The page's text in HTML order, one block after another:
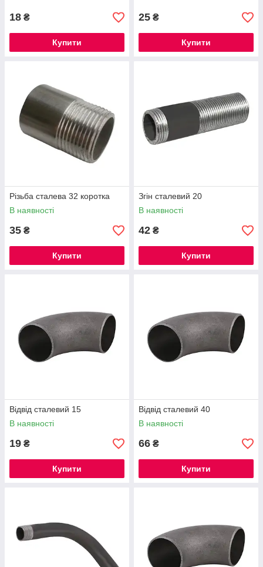
18 ₴
Купити
25 ₴
Купити
Різьба сталева 32 коротка
В наявності
35 ₴
Купити
Згін сталевий 20
В наявності
42 ₴
Купити
Відвід сталевий 15
В наявності
19 ₴
Купити
Відвід сталевий 40
В наявності
66 ₴
Купити